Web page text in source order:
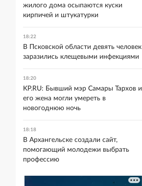
жилого дома осыпаются куски
кирпичей и штукатурки
18:22
В Псковской области девять человек
заразились клещевыми инфекциями
18:20
KP.RU: Бывший мэр Самары Тархов и
его жена могли умереть в
новогоднюю ночь
18:18
В Архангельске создали сайт,
помогающий молодежи выбрать
профессию